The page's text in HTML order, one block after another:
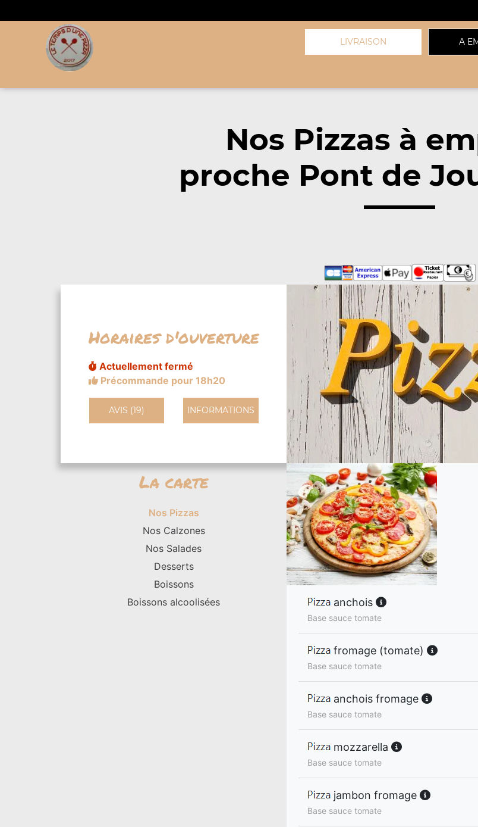
LIVRAISON A
Nos Pizzas à
proche Pont de
Horaires d'ouverture
Actuellement fermé
Précommande pour 18h20
AVIS (19) INFORMATIONS
La carte
Nos Pizzas
Nos Calzones
Nos Salades
Desserts
Boissons
Boissons alcoolisées
anchois
Base sauce tomate
fromage (tomate)
Base sauce tomate
anchois fromage
Base sauce tomate
mozzarella
Base sauce tomate
jambon fromage
Base sauce tomate